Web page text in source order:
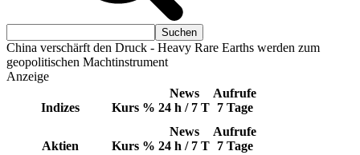
China verschärft den Druck - Heavy Rare Earths werden zum
geopolitischen Machtinstrument
Anzeige
Indizes Kurs %
News
24 h / 7 T
Aufrufe
7 Tage
Aktien Kurs %
News
24 h / 7 T
Aufrufe
7 Tage